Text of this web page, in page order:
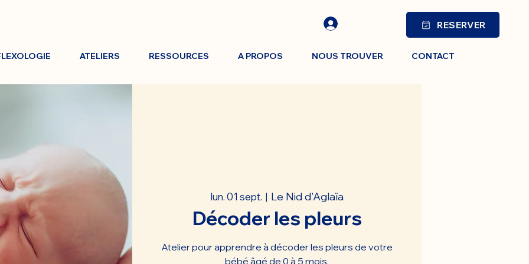
RESERVER
ATELIERS RESSOURCES A PROPOS NOUS TROUVER CONTACT
lun. 01 sept.
  |
Le Nid d'Aglaïa
Décoder les pleurs
Atelier pour apprendre à décoder les pleurs de votre
bébé âgé de 0 à 5 mois.